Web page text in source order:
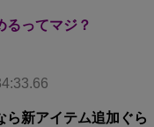
るってマジ？
ら新アイテム追加ぐら